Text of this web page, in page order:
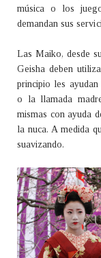
música o los
demandan sus
Las Maiko, desde
Geisha deben
principio les
o la llamada
mismas con ayuda
la nuca. A medida
suavizando.